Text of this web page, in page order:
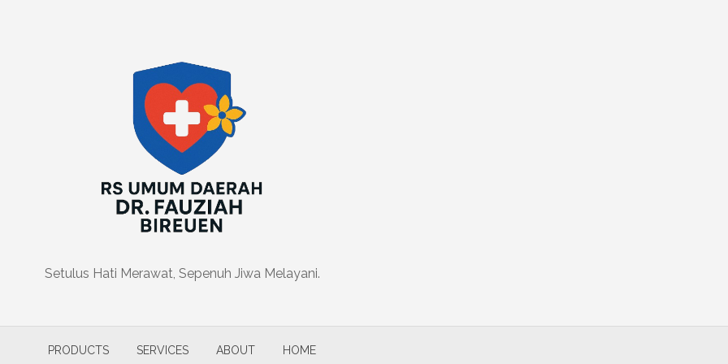
Setulus Hati Merawat, Sepenuh Jiwa Melayani.
PRODUCTS SERVICES ABOUT HOME